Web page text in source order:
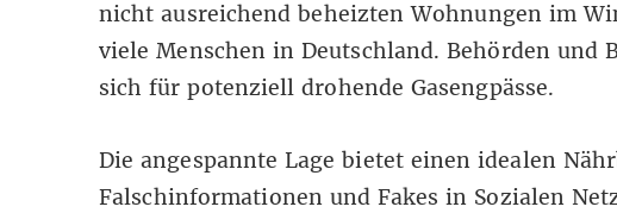
nicht ausreichend beheizten Wohnungenim
viele Menschen in Deutschland.Behördenund
sich für potenziell drohende Gasengpässe.
Die angespannte Lage bietet einen idealen
Falschinformationen und Fakes in Sozialen